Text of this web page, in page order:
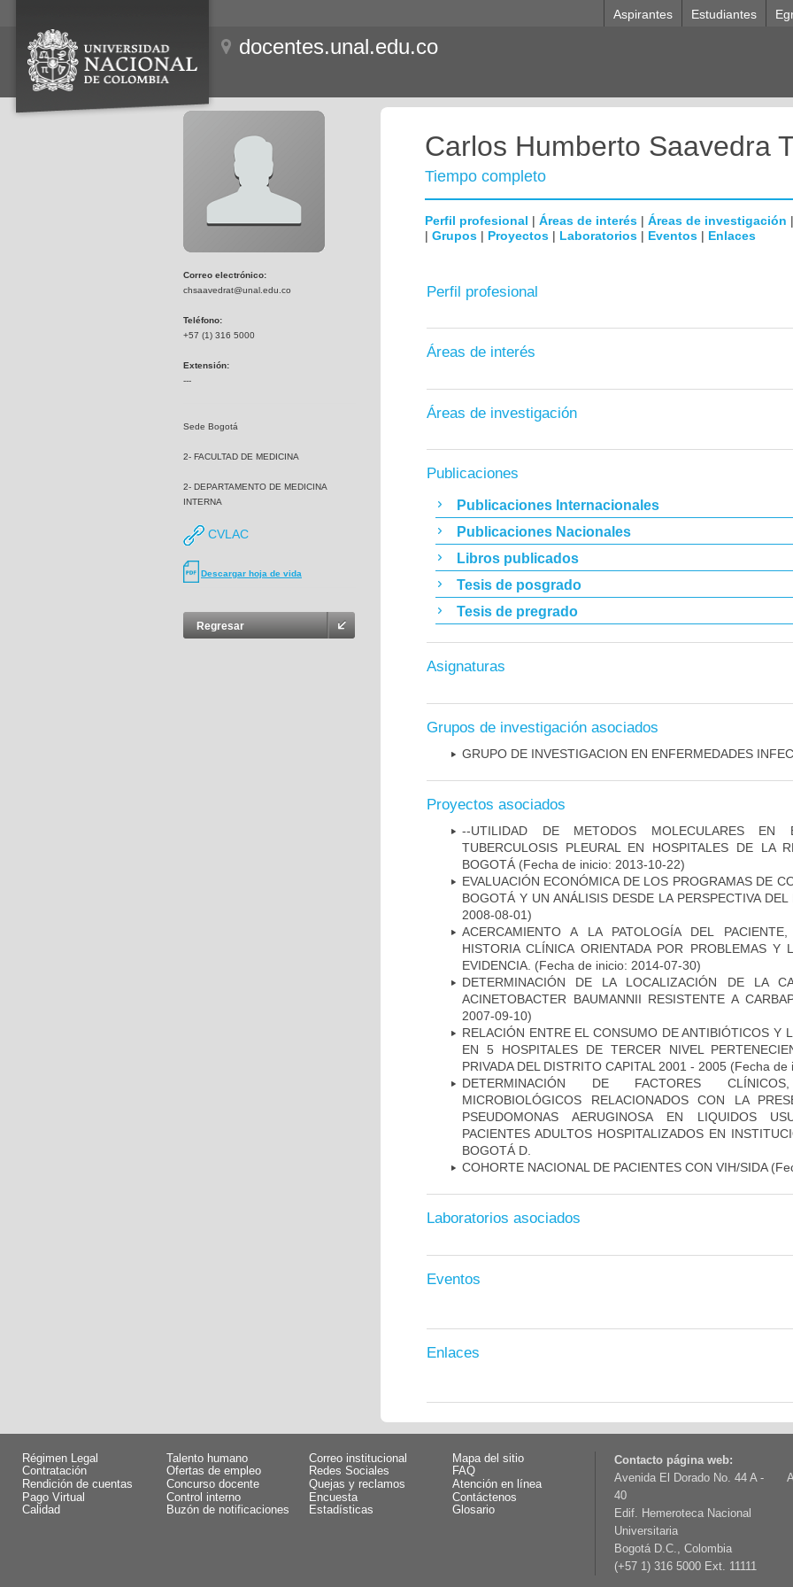
Aspirantes Estudiantes
docentes.unal.edu.co
Correo electrónico:
chsaavedrat@unal.edu.co
Teléfono:
+57 (1) 316 5000
Extensión:
---
Sede Bogotá
2- FACULTAD DE MEDICINA
2- DEPARTAMENTO DE MEDICINA
INTERNA
CVLAC
Descargar hoja de vida
Regresar
Carlos Humberto Saavedra
Tiempo completo
Perfil profesional | Áreas de interés | Áreas de investigación |
| Grupos | Proyectos | Laboratorios | Eventos | Enlaces
Perfil profesional
Áreas de interés
Áreas de investigación
Publicaciones
Publicaciones Internacionales
Publicaciones Nacionales
Libros publicados
Tesis de posgrado
Tesis de pregrado
Asignaturas
Grupos de investigación asociados
GRUPO DE INVESTIGACION EN ENFERMEDADES
Proyectos asociados
--UTILIDAD DE METODOS MOLECULARES
TUBERCULOSIS PLEURAL EN HOSPITALES DE LA
BOGOTÁ (Fecha de inicio: 2013-10-22)
EVALUACIÓN ECONÓMICA DE LOS PROGRAMAS DE
BOGOTÁ Y UN ANÁLISIS DESDE LA PERSPECTIVA DEL
2008-08-01)
ACERCAMIENTO A LA PATOLOGÍA DEL
HISTORIA CLÍNICA ORIENTADA POR PROBLEMAS Y
EVIDENCIA. (Fecha de inicio: 2014-07-30)
DETERMINACIÓN DE LA LOCALIZACIÓN DE LA
ACINETOBACTER BAUMANNII RESISTENTE A
2007-09-10)
RELACIÓN ENTRE EL CONSUMO DE ANTIBIÓTICOS Y
EN 5 HOSPITALES DE TERCER NIVEL
PRIVADA DEL DISTRITO CAPITAL 2001 - 2005 (Fecha de
DETERMINACIÓN DE FACTORES
MICROBIOLÓGICOS RELACIONADOS CON LA
PSEUDOMONAS AERUGINOSA EN LIQUIDOS
PACIENTES ADULTOS HOSPITALIZADOS EN
BOGOTÁ D.
COHORTE NACIONAL DE PACIENTES CON VIH/SIDA
Laboratorios asociados
Eventos
Enlaces
Régimen Legal
Talento humano
Contratación
Ofertas de empleo
Rendición de cuentas
Concurso docente
Pago Virtual
Control interno
Calidad
Buzón de notificaciones
Correo institucional
Mapa del sitio
Redes Sociales
FAQ
Quejas y reclamos
Atención en línea
Encuesta
Contáctenos
Estadísticas
Glosario
Contacto página web:
Avenida El Dorado No. 44 A -
40
Edif. Hemeroteca Nacional
Universitaria
Bogotá D.C., Colombia
(+57 1) 316 5000 Ext. 11111